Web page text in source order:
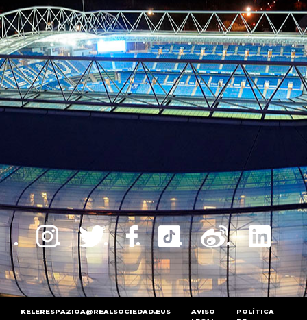
KELERESPAZIOA@REALSOCIEDAD.EUS
AVISO
POLÍTICA